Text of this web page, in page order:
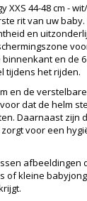
XXS 44-48 cm -
rit van uw baby.
en
en de
tijdens het rijden.
en de
dat de helm
Daarnaast zijn
voor een
afbeeldingen
of kleine